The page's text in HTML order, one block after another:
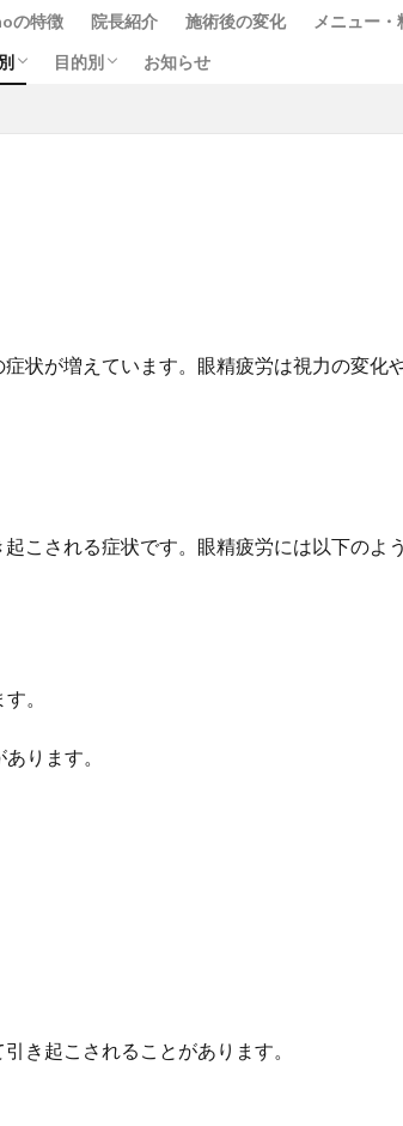
の特徴 院長紹介 施術後の変化 メニュー・
目的別 お知らせ
状が増えています。眼精疲労は視力の変化
こされる症状です。眼精疲労には以下のよ
。
ります。
き起こされることがあります。
り
神経失調症
疲れ
疲労
矯正中のケア
の質
レスと不安
疲労
症
器系の不調
性
痛 結婚式・前撮り・写真撮影前の美容ケア